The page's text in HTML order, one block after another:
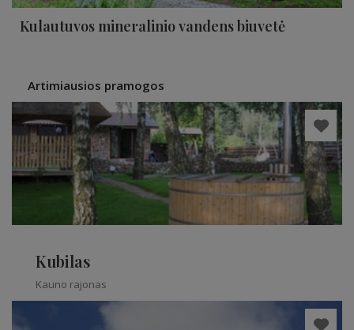
Kulautuvos mineralinio vandens biuvetė
Artimiausios pramogos
Kubilas
Kauno rajonas